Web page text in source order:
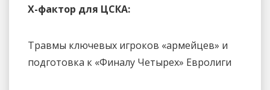
Х-фактор для ЦСКА:
Травмы ключевых игроков «армейцев» и
подготовка к «Финалу Четырех» Евролиги